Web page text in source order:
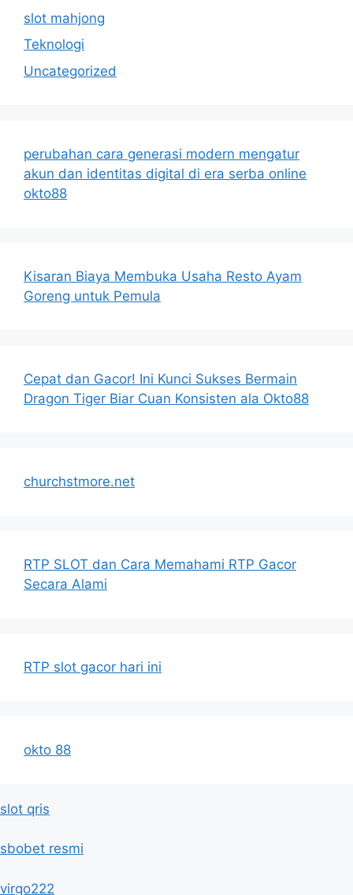
slot mahjong
Teknologi
Uncategorized
perubahan cara generasi modern mengatur
akun dan identitas digital di era serba online
okto88
Kisaran Biaya Membuka Usaha Resto Ayam
Goreng untuk Pemula
Cepat dan Gacor! Ini Kunci Sukses Bermain
Dragon Tiger Biar Cuan Konsisten ala Okto88
churchstmore.net
RTP SLOT dan Cara Memahami RTP Gacor
Secara Alami
RTP slot gacor hari ini
okto 88
slot qris
sbobet resmi
virgo222